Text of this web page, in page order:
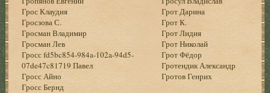
Грос Клаудия
Гросзова С.
Гросман Владимир
Гросман Лев
Гросс fd5bc854-984a-102a-94d5-
07de47c81719 Павел
Гросс Айно
Гросс Бернд
Грот Дарина
Грот К.
Грот Лидия
Грот Николай
Грот Фёдор
Гротендик Александр
Гротов Генрих